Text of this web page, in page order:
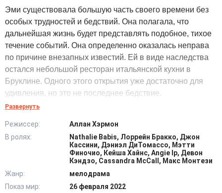
Эми существовала большую часть своего времени без
особых трудностей и бедствий. Она полагала, что
дальнейшая жизнь будет представлять подобное, тихое
течение событий. Она определенно оказалась неправа
по причине внезапных известий. Ей в виде наследства
остался небольшой ресторан итальянской кухни в
Бруклине. Одного этого открытия уже достаточно для
удивления, но это не последнее бедствие.
умело им распоряжаться. Очевидно, сама героиня
толком и не понимает в бизнесе кулинарного дела. Ради
будущих успехов, она обрела знакомство с шеф-
поваром обладающим плохой репутацией. Вместе эти
двое должны дать второй шанс обветшалому
предприятию. Благо старания их должны
Развернуть
Режиссер:
Аллан Хэрмон
В ролях:
Nathalie Babis, Лоррейн Бракко, Джон
Кассини, Дэниэл ДиТомассо, Мэтти
Финочио, Кейша Хайнс, Angie Ip, Девон
Кэндзо, Cassandra McCall, Макс Монтези
Жанр:
мелодрама
Показ мир:
26 февраля 2022